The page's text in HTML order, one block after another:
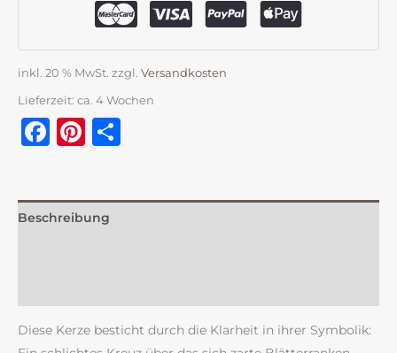
inkl. 20 % MwSt. zzgl. Versandkosten
Lieferzeit: ca. 4 Wochen
Facebook
Pinterest
Beschreibung
Diese Kerze besticht durch die Klarheit in ihrer Symbolik: